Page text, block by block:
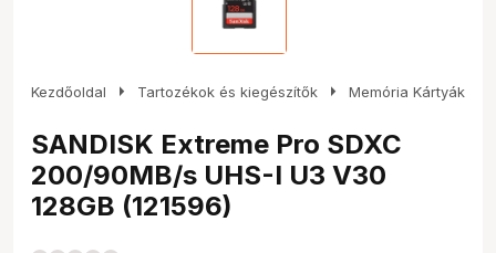
Kezdőoldal arrow_right Tartozékok és kiegészítők arrow_right Memória Kártyák
SANDISK Extreme Pro SDXC
200/90MB/s UHS-I U3 V30
128GB (121596)